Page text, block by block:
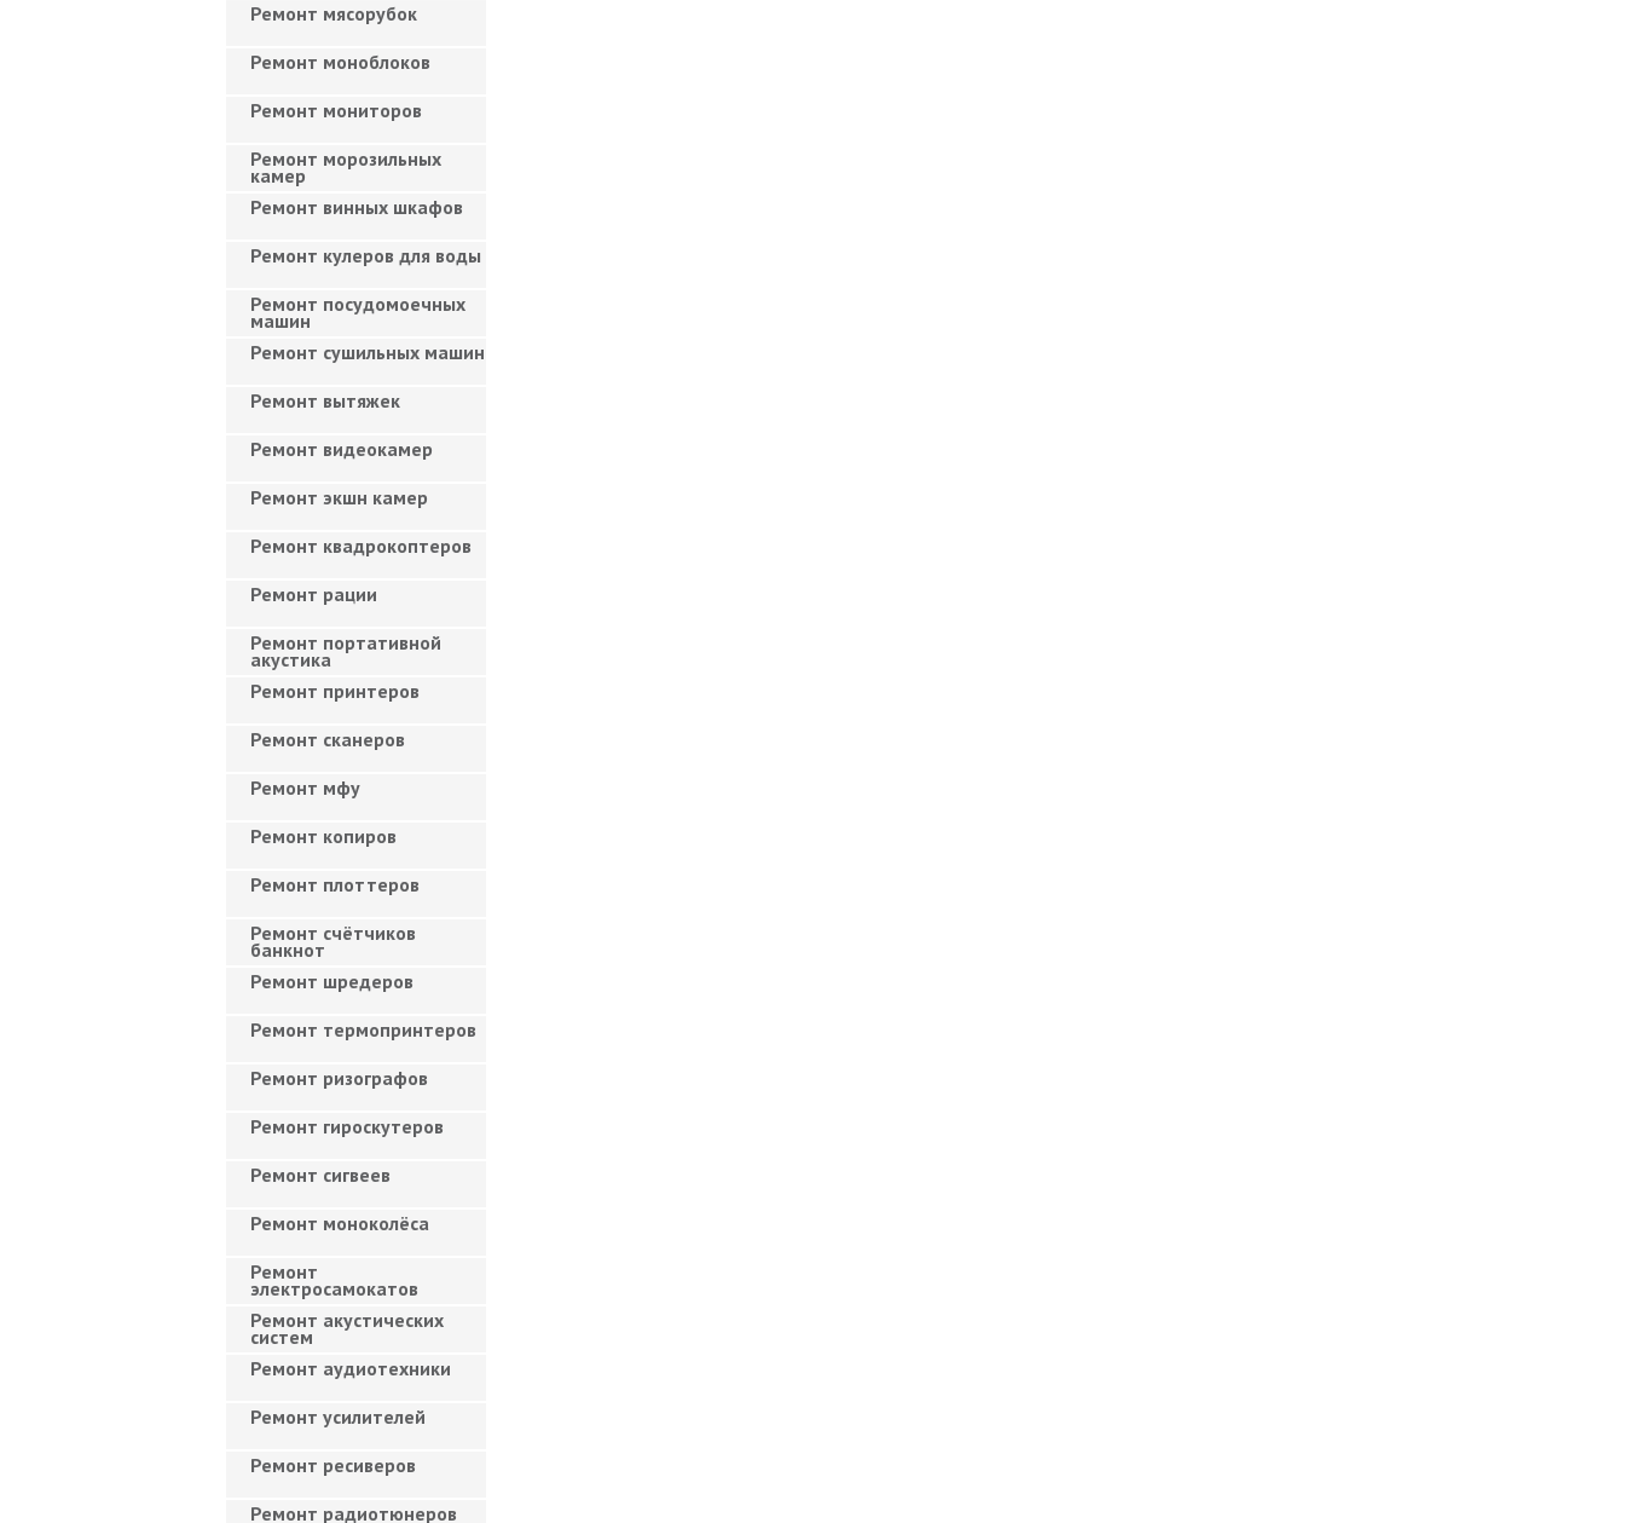
Ремонт мясорубок
Ремонт моноблоков
Ремонт мониторов
Ремонт морозильных
камер
Ремонт винных шкафов
Ремонт кулеров для воды
Ремонт посудомоечных
машин
Ремонт сушильных машин
Ремонт вытяжек
Ремонт видеокамер
Ремонт экшн камер
Ремонт квадрокоптеров
Ремонт рации
Ремонт портативной
акустика
Ремонт принтеров
Ремонт сканеров
Ремонт мфу
Ремонт копиров
Ремонт плоттеров
Ремонт счётчиков
банкнот
Ремонт шредеров
Ремонт термопринтеров
Ремонт ризографов
Ремонт гироскутеров
Ремонт сигвеев
Ремонт моноколёса
Ремонт
электросамокатов
Ремонт акустических
систем
Ремонт аудиотехники
Ремонт усилителей
Ремонт ресиверов
Ремонт радиотюнеров